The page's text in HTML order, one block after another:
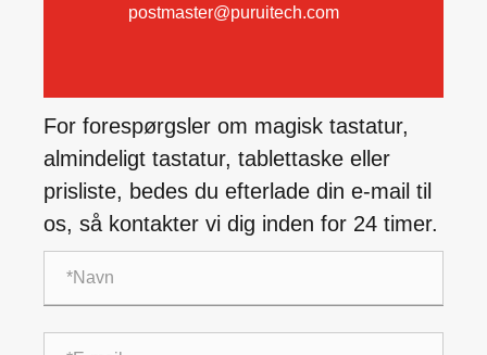
postmaster@puruitech.com
For forespørgsler om magisk tastatur,
almindeligt tastatur, tablettaske eller
prisliste, bedes du efterlade din e-mail til
os, så kontakter vi dig inden for 24 timer.